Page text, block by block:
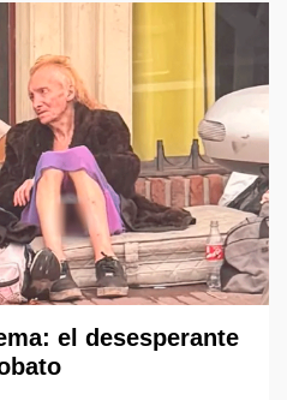
el desesperante